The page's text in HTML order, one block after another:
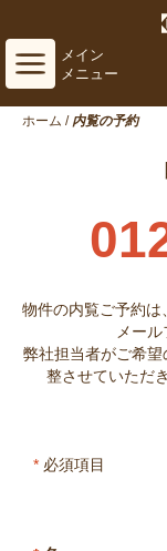
メイン
メニュー
ホーム / 内覧の予約
物件の内覧ご予約
メー
弊社担当者がご希
整させていただ
* 必須項目